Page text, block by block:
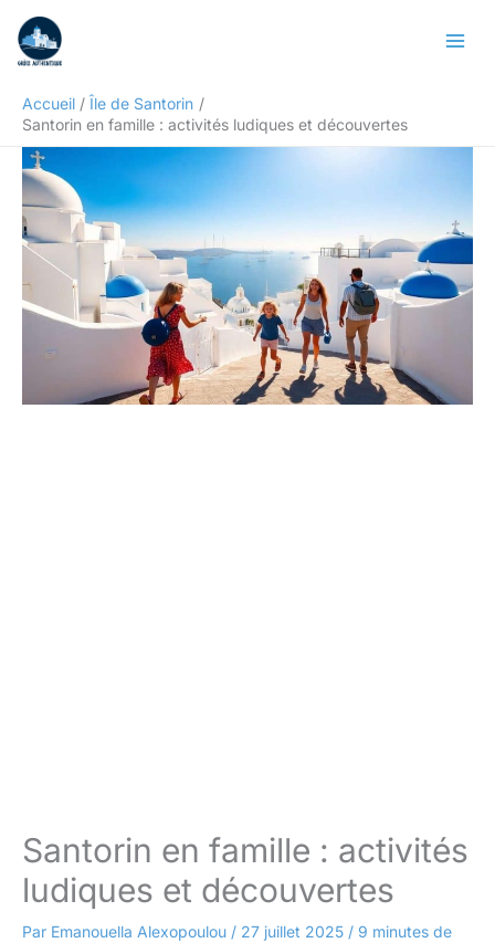
contenu
Accueil
Île de Santorin
Santorin en famille : activités ludiques et découvertes
Santorin en famille : activités
ludiques et découvertes
Par Emanouella Alexopoulou / 27 juillet 2025 / 9 minutes de
Rechercher